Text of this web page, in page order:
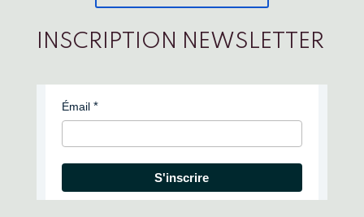
INSCRIPTION NEWSLETTER
Émail
S'inscrire